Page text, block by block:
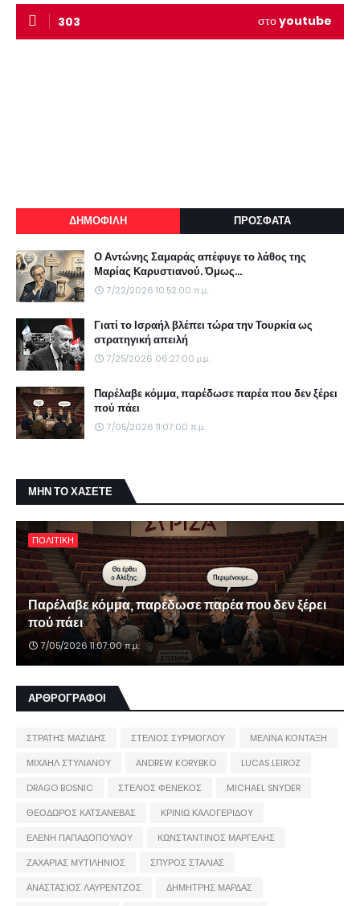
303 στοyoutube
ΔΗΜΟΦΙΛΗ ΠΡΟΣΦΑΤΑ
Ο Αντώνης Σαμαράς απέφυγε το λάθος της
Μαρίας Καρυστιανού. Όμως...
7/22/2026 10:52:00 π.μ.
Γιατί το Ισραήλ βλέπει τώρα την Τουρκία ως
στρατηγική απειλή
7/25/2026 06:27:00 μ.μ.
Παρέλαβε κόμμα, παρέδωσε παρέα που δεν ξέρει
πού πάει
7/05/2026 11:07:00 π.μ.
ΜΗΝ ΤΟ ΧΑΣΕΤΕ
ΠΟΛΙΤΙΚΗ
Παρέλαβε κόμμα, παρέδωσε παρέα που δεν ξέρει
πού πάει
7/05/2026 11:07:00 π.μ.
ΑΡΘΡΟΓΡΑΦΟΙ
ΣΤΡΑΤΗΣ ΜΑΖΙΔΗΣ ΣΤΕΛΙΟΣ ΣΥΡΜΟΓΛΟΥ
ΜΕΛΙΝΑ ΚΟΝΤΑΞΗ
ΜΙΧΑΗΛ ΣΤΥΛΙΑΝΟΥ
ANDREW KORYBKO
LUCAS LEIROZ
DRAGO BOSNIC
ΣΤΕΛΙΟΣ ΦΕΝΕΚΟΣ
MICHAEL SNYDER
ΘΕΟΔΩΡΟΣ ΚΑΤΣΑΝΕΒΑΣ
ΚΡΙΝΙΩ ΚΑΛΟΓΕΡΙΔΟΥ
ΕΛΕΝΗ ΠΑΠΑΔΟΠΟΥΛΟΥ
ΚΩΝΣΤΑΝΤΙΝΟΣ ΜΑΡΓΕΛΗΣ
ΖΑΧΑΡΙΑΣ ΜΥΤΙΛΗΝΙΟΣ
ΣΠΥΡΟΣ ΣΤΑΛΙΑΣ
ΑΝΑΣΤΑΣΙΟΣ ΛΑΥΡΕΝΤΖΟΣ
ΔΗΜΗΤΡΗΣ ΜΑΡΔΑΣ